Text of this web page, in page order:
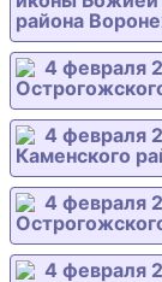
района
4 февраля
4 февраля
Каменского
4 февраля
4 февраля